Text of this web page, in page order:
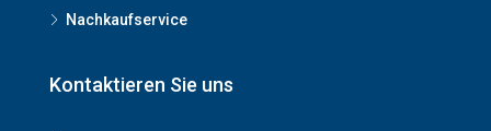
Nachkaufservice
Kontaktieren Sie uns